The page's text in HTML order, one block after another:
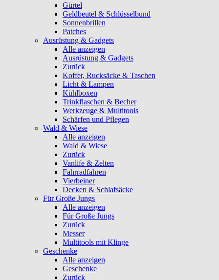
Gürtel
Geldbeutel & Schlüsselbund
Sonnenbrillen
Patches
Ausrüstung & Gadgets
Alle anzeigen
Ausrüstung & Gadgets
Zurück
Koffer, Rucksäcke & Taschen
Licht & Lampen
Kühlboxen
Trinkflaschen & Becher
Werkzeuge & Multitools
Schärfen und Pflegen
Wald & Wiese
Alle anzeigen
Wald & Wiese
Zurück
Vanlife & Zelten
Fahrradfahren
Vierbeiner
Decken & Schlafsäcke
Für Große Jungs
Alle anzeigen
Für Große Jungs
Zurück
Messer
Multitools mit Klinge
Geschenke
Alle anzeigen
Geschenke
Zurück